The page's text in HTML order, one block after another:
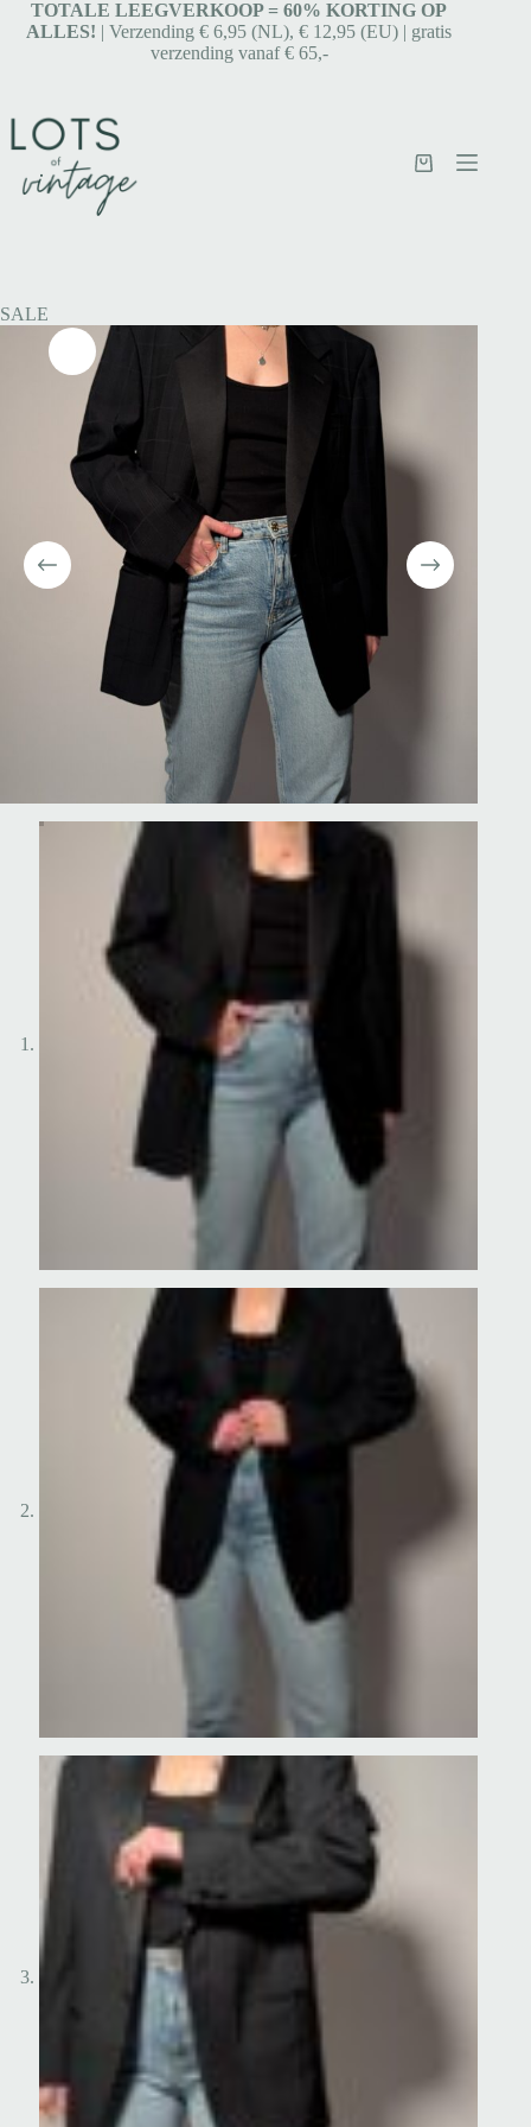
TOTALE LEEGVERKOOP = 60% KORTING OP
ALLES! | Verzending € 6,95 (NL), € 12,95 (EU) | gratis
verzending vanaf € 65,-
SALE